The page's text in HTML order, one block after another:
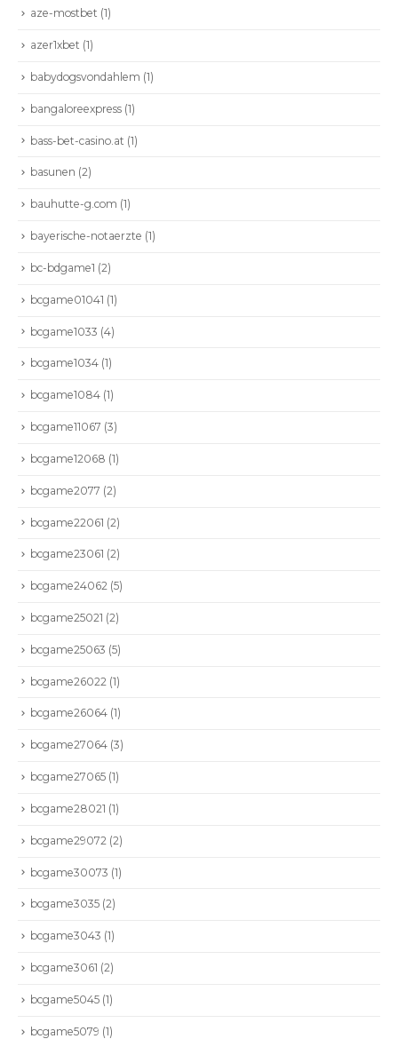
aze-mostbet (1)
azer1xbet (1)
babydogsvondahlem (1)
bangaloreexpress (1)
bass-bet-casino.at (1)
basunen (2)
bauhutte-g.com (1)
bayerische-notaerzte (1)
bc-bdgame1 (2)
bcgame01041 (1)
bcgame1033 (4)
bcgame1034 (1)
bcgame1084 (1)
bcgame11067 (3)
bcgame12068 (1)
bcgame2077 (2)
bcgame22061 (2)
bcgame23061 (2)
bcgame24062 (5)
bcgame25021 (2)
bcgame25063 (5)
bcgame26022 (1)
bcgame26064 (1)
bcgame27064 (3)
bcgame27065 (1)
bcgame28021 (1)
bcgame29072 (2)
bcgame30073 (1)
bcgame3035 (2)
bcgame3043 (1)
bcgame3061 (2)
bcgame5045 (1)
bcgame5079 (1)